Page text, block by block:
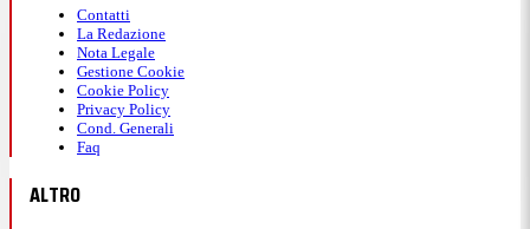
Contatti
La Redazione
Nota Legale
Gestione Cookie
Cookie Policy
Privacy Policy
Cond. Generali
Faq
ALTRO